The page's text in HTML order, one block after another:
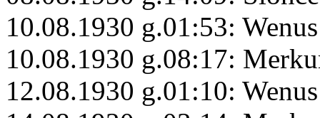
10.08.1930 g.01:53:
10.08.1930 g.08:17:
12.08.1930 g.01:10: